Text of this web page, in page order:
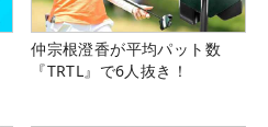
仲宗根澄香が平均パット数
『TRTL』で6人抜き！